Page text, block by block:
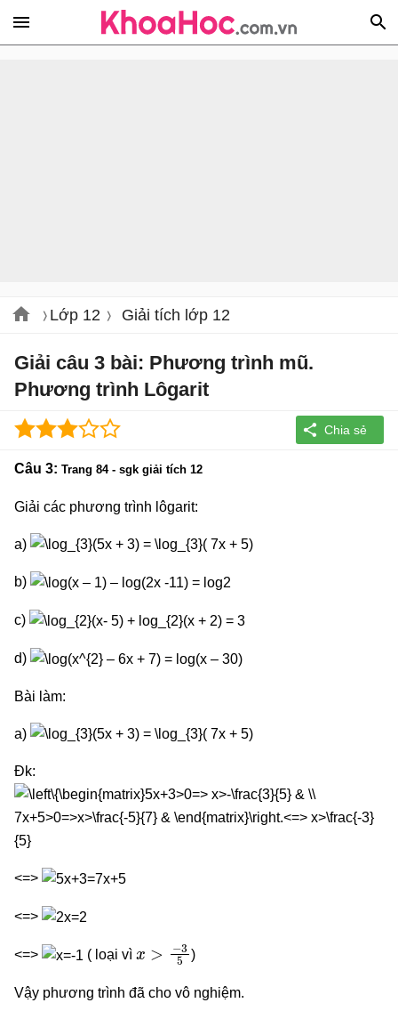
Lớp 12 Giải tích lớp 12
Giải câu 3 bài: Phương trình mũ.
Phương trình Lôgarit
Câu 3: Trang 84 - sgk giải tích 12
Giải các phương trình lôgarit:
a)
b)
c)
d)
Bài làm:
a)
Đk:
<=>
<=>
<=> ( loại vì
35
)
Vậy phương trình đã cho vô nghiệm.